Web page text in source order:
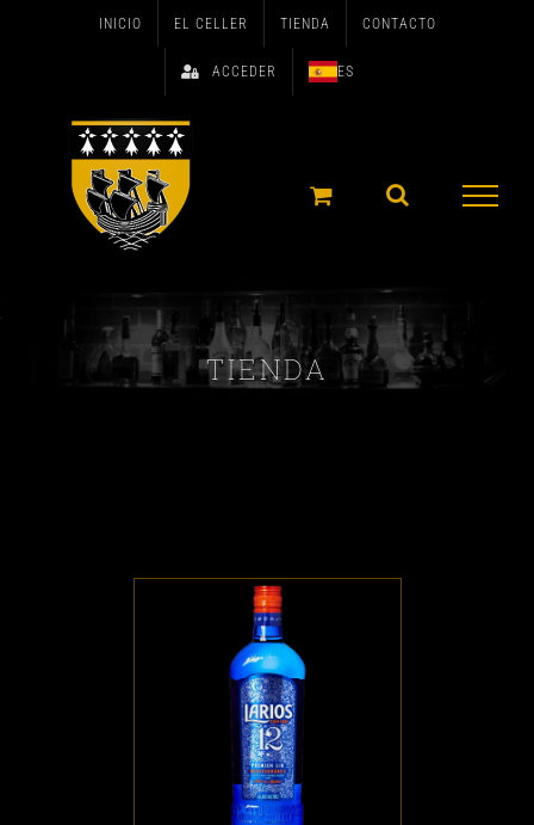
INICIO EL CELLER TIENDA CONTACTO
ACCEDER ES
TIENDA
ADD TO CART /